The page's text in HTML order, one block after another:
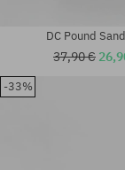
DC Pound
37,90 €
-33%